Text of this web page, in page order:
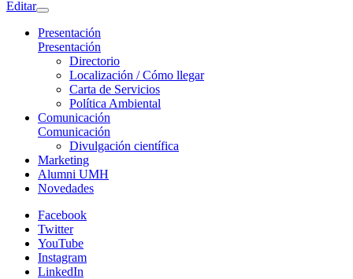
Editar
Presentación
Presentación
Directorio
Localización / Cómo llegar
Carta de Servicios
Política Ambiental
Comunicación
Comunicación
Divulgación científica
Marketing
Alumni UMH
Novedades
Facebook
Twitter
YouTube
Instagram
LinkedIn